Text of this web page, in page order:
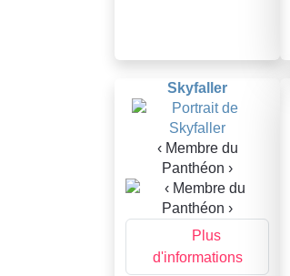
Skyfaller
‹ Membre du
Panthéon ›
Plus
d'informations